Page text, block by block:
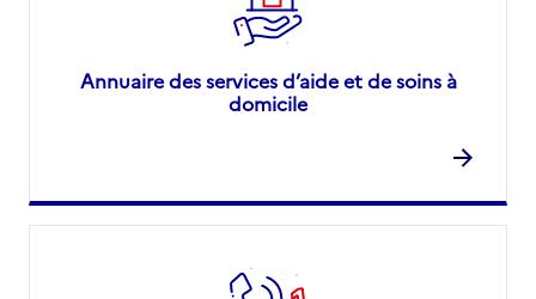
Annuaire des services d’aide et de soins à
domicile